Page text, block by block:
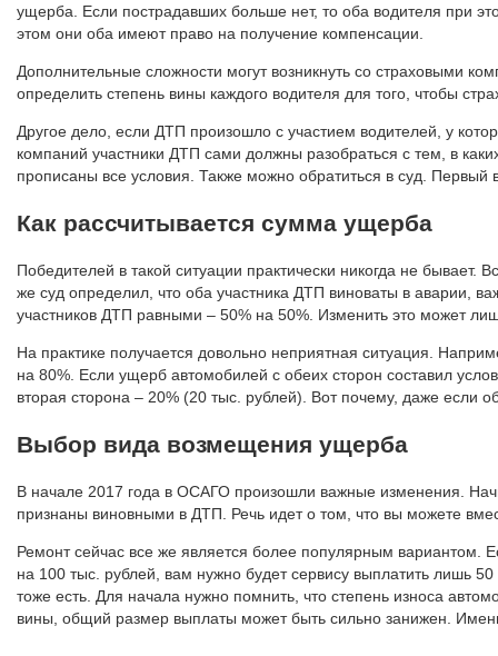
ущерба. Если пострадавших больше нет, то оба водителя при
этом они оба имеют право на получение компенсации.
Дополнительные сложности могут возникнуть со страховыми
определить степень вины каждого водителя для того, чтобы
Другое дело, если ДТП произошло с участием водителей, у
компаний участники ДТП сами должны разобраться с тем, в
прописаны все условия. Также можно обратиться в суд.
Как рассчитывается сумма ущерба
Победителей в такой ситуации практически никогда не
же суд определил, что оба участника ДТП виноваты в аварии,
участников ДТП равными – 50% на 50%. Изменить это может
На практике получается довольно неприятная ситуация.
на 80%. Если ущерб автомобилей с обеих сторон составил
вторая сторона – 20% (20 тыс. рублей). Вот почему, даже если
Выбор вида возмещения ущерба
В начале 2017 года в ОСАГО произошли важные изменения.
признаны виновными в ДТП. Речь идет о том, что вы можете
Ремонт сейчас все же является более популярным вариантом.
на 100 тыс. рублей, вам нужно будет сервису выплатить лишь
тоже есть. Для начала нужно помнить, что степень износа
вины, общий размер выплаты может быть сильно занижен.